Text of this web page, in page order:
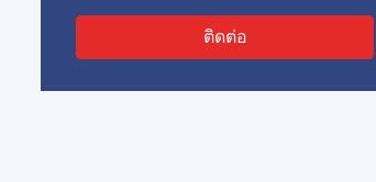
ติดต่อ